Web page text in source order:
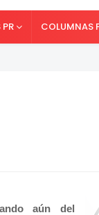
COLUMNAS
aún del